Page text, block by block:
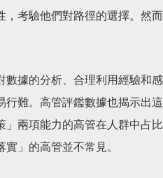
考驗他們對路徑的選擇。然
據的分析、合理利用經驗和
行難。高管評鑑數據也揭示
兩項能力的高管在人群中占
」的高管並不常見。